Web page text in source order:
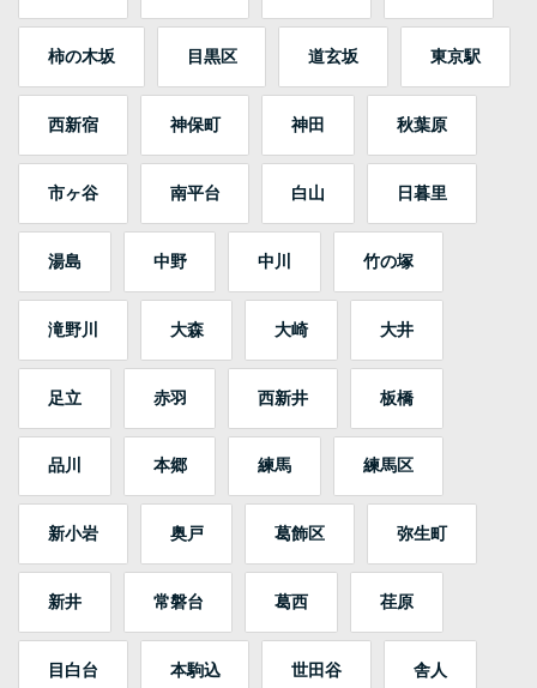
柿の木坂 目黒区 道玄坂 東京駅
西新宿 神保町 神田 秋葉原
市ヶ谷 南平台 白山 日暮里
湯島 中野 中川 竹の塚
滝野川 大森 大崎 大井
足立 赤羽 西新井 板橋
品川 本郷 練馬 練馬区
新小岩 奥戸 葛飾区 弥生町
新井 常磐台 葛西 荏原
目白台 本駒込 世田谷 舎人